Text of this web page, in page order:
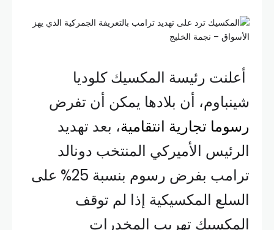
أعلنت رئيسة المكسيك كلوديا
شينباوم، أن بلادها يمكن أن تفرض
رسوما تجارية انتقامية، بعد تهديد
الرئيس الأميركي المنتخب دونالد
ترامب بفرض رسوم بنسبة 25% على
السلع المكسيكية إذا لم توقف
المكسيك تهريب المخدرات